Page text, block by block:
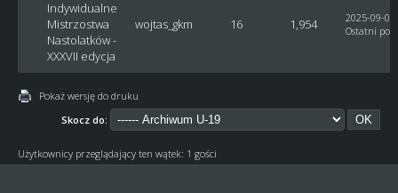
Indywidualne
Mistrzostwa
Nastolatków -
XXXVII edycja
wojtas_gkm 16 1,954
2025-09-
Ostatni post
Pokaż wersję do druku
Skocz do:
Użytkownicy przeglądający ten wątek: 1 gości